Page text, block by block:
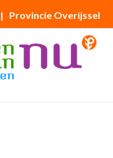
| Provincie Overijssel